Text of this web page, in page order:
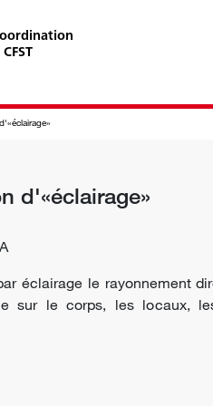
d'«éclairage»
éclairage le rayonnement
sur le corps, les locaux,